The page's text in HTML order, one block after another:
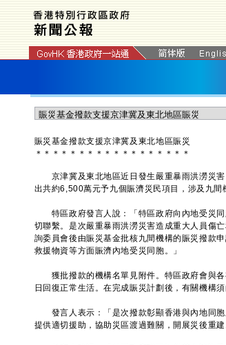
​賑災基金撥款支援京津冀及東北地區賑災
＊ ＊ ＊ ＊ ＊ ＊ ＊ ＊ ＊ ＊ ＊ ＊ ＊ ＊ ＊ ＊ ＊ ＊
京津冀及東北地區近日發生嚴重暴雨洪澇災害
出共約6,500萬元予九個賑濟災民項目，涉及九間
特區政府發言人說：「特區政府向內地受災同
切聯繫。是次嚴重暴雨洪澇災害造成重大人員傷
詢委員會後由賑災基金批核九間機構的賑災撥款
救援物資等方面賑濟內地受災同胞。」
獲批撥款的機構名單見附件。特區政府會與各
日回復正常生活。在完成賑災計劃後，有關機構
發言人表示：「是次撥款彰顯香港與內地同胞
提供適切援助，協助災區渡過難關，開展災後重建